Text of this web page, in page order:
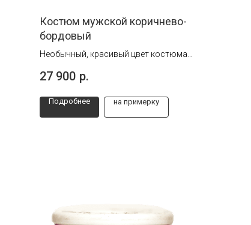
Костюм мужской коричнево-
бордовый
Необычный, красивый цвет костюма
элегантным и стильным.
27 900 р.
Подробнее на примерку